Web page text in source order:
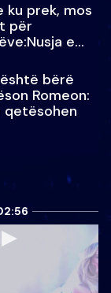
ku prek, mos
për
e
bërë
Romeon:
qetësohen